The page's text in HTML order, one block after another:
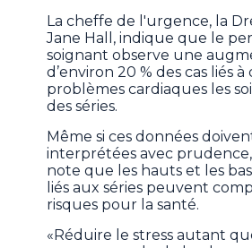
La cheffe de l'urgence, la
Jane Hall, indique que le
soignant observe une
d’environ 20 % des cas liés à
problèmes cardiaques les
des séries.
Même si ces données
interprétées avec prudence,
note que les hauts et les
liés aux séries peuvent
risques pour la santé.
«Réduire le stress autant